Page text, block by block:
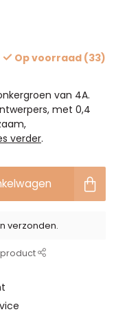
Op voorraad (33)
van 4A.
met 0,4
verder.
verzonden.